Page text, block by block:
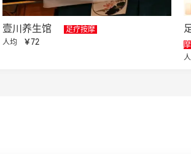
壹川养生馆
足疗按摩
人均
￥72
摩